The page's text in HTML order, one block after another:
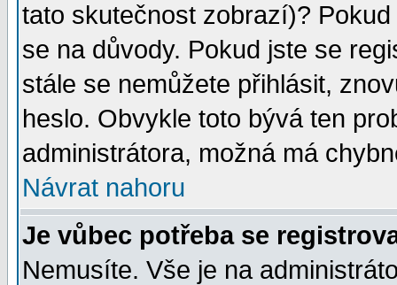
tato skutečnost zobrazí)?
se na důvody. Pokud jste se
stále se nemůžete přihlásit,
heslo. Obvykle toto bývá ten
administrátora, možná má
Návrat nahoru
Je vůbec potřeba se
Nemusíte. Vše je na